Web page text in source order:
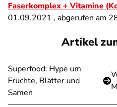
Faserkomplex + Vitamine
01.09.2021 , abgerufen am
Artikel
Superfood: Hype um
Früchte, Blätter und
Samen